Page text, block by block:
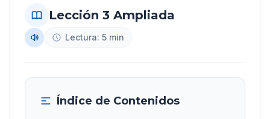
Lección 3 Ampliada
Lectura: 5 min
Índice de Contenidos